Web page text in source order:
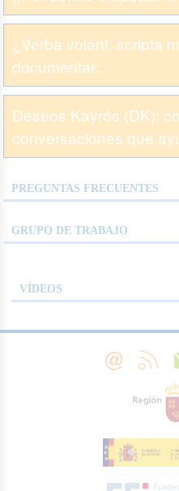
¿Verba volant, scripta
documentar.
Deseos Kayrós (DK):
conversaciones que
PREGUNTAS FRECUENTES
GRUPO DE TRABAJO
VÍDEOS